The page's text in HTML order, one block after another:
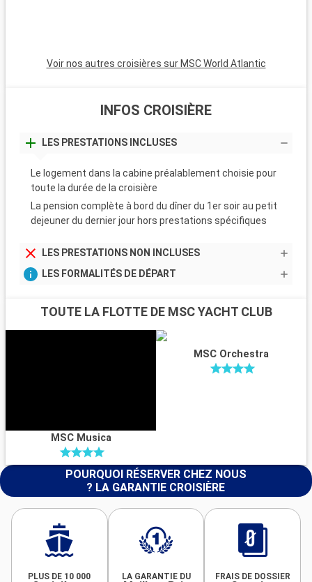
Voir nos autres croisières sur MSC World Atlantic
INFOS CROISIÈRE
LES PRESTATIONS INCLUSES
Le logement dans la cabine préalablement choisie pour
toute la durée de la croisière
La pension complète à bord du dîner du 1er soir au petit
dejeuner du dernier jour hors prestations spécifiques
LES PRESTATIONS NON INCLUSES
LES FORMALITÉS DE DÉPART
TOUTE LA FLOTTE DE MSC YACHT CLUB
MSC Musica
MSC Orchestra
POURQUOI RÉSERVER CHEZ NOUS
? LA GARANTIE CROISIÈRE
PLUS DE 10 000 LA GARANTIE DU FRAIS DE DOSSIER